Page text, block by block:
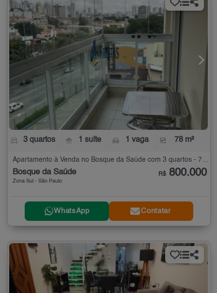
3 quartos 1 suíte 1 vaga 78 m²
Bosque da Saúde
Zona Sul - São Paulo
R$ 800.000
WhatsApp Contatar